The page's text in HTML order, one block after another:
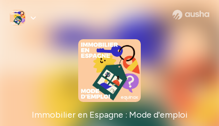
Immobilier en Espagne : Mode d'emploi